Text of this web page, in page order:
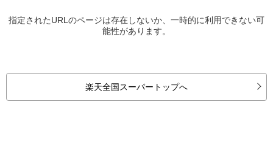
指定されたURLのページは存在しないか、一時的に利用できない可
能性があります。
楽天全国スーパートップへ